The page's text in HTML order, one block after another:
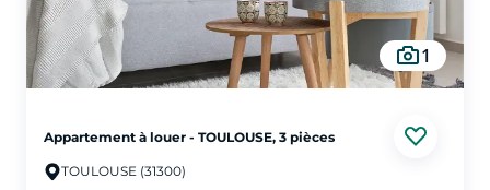
1
Appartement à louer - TOULOUSE, 3 pièces
TOULOUSE (31300)